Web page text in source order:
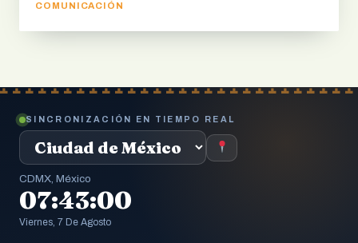
COMUNICACIÓN
SINCRONIZACIÓN EN TIEMPO REAL
CDMX, México
07:43:01
Viernes, 7 De Agosto